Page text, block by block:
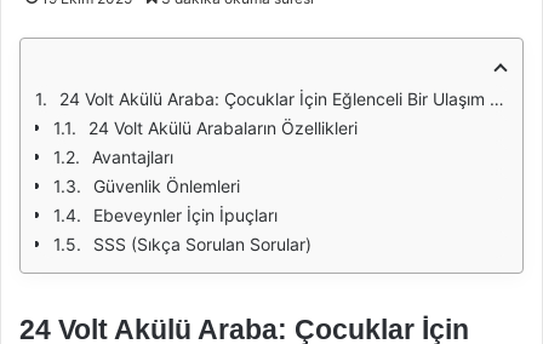
24 Volt Akülü Araba: Çocuklar İçin Eğlenceli Bir Ulaşım Aracı
24 Volt Akülü Arabaların Özellikleri
Avantajları
Güvenlik Önlemleri
Ebeveynler İçin İpuçları
SSS (Sıkça Sorulan Sorular)
24 Volt Akülü Araba: Çocuklar İçin